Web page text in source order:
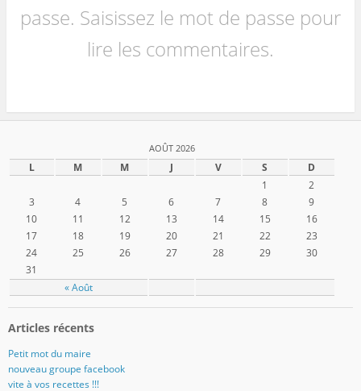
passe. Saisissez le mot de passe pour
lire les commentaires.
AOÛT 2026
L M M J V S D
« Août
1
2
3
4 5 6 7 8
9
10
11 12 13 14 15
16
17
18 19 20 21 22
23
24
25 26 27 28 29
30
31
Articles récents
Petit mot du maire
nouveau groupe facebook
vite à vos recettes !!!